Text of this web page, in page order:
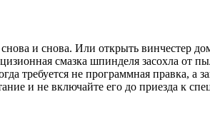
и снова. Или открыть винчестер
смазка шпинделя засохла
не программная правка, а
и не включайте его до приезда к